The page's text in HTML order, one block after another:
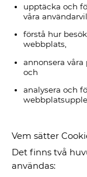
upptäcka och
våra
förstå hur
webbplats,
annonsera
och
analysera och
Vem sätter
Det finns två
användas: